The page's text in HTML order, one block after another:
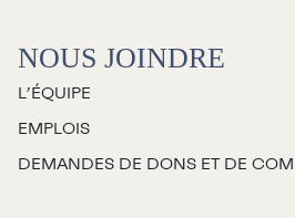
Cartes-cadeaux
Jeunesse
NOUS JOINDRE
L’ÉQUIPE
EMPLOIS
DEMANDES DE DONS ET DE